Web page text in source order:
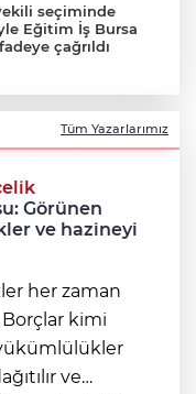
seçiminde
Eğitim İş Bursa
çağrıldı
dinledi
temizlendi
Tüm Yazarlarımız
Görünen
ve hazineyi
her zaman
kimi
ve